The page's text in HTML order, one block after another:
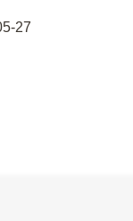
gracza
27